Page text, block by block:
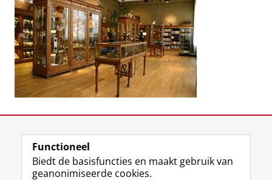
View this page in:English
Functioneel
Biedt de basisfuncties en maakt gebruik van
geanonimiseerde cookies.